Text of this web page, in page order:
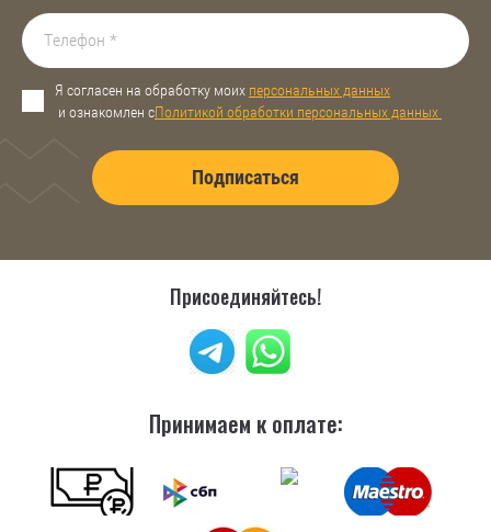
Я согласен на обработку моих персональных данных
и ознакомлен сПолитикой обработки персональных данных
Подписаться
Присоединяйтесь!
Принимаем к оплате: